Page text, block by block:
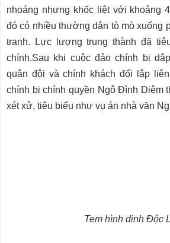
nhoáng nhưng khốc liệt với khoảng
đó có nhiều thường dân tò mò xuống
tranh. Lực lượng trung thành đã
chính.Sau khi cuộc đảo chính bị
quân đội và chính khách đối lập
chính bị chính quyền Ngô Đình Diệm
xét xử, tiêu biểu như vụ án nhà văn
Tem hình dinh Độc